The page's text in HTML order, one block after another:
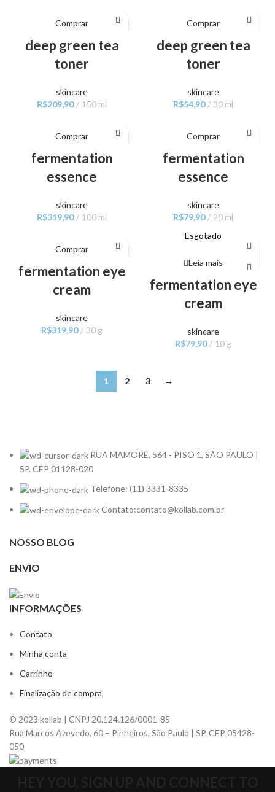
Comprar
deep green tea
toner
skincare
R$209,90 150 ml
Comprar
deep green tea
toner
skincare
R$54,90 30 ml
Comprar
fermentation
essence
skincare
R$319,90 100 ml
Comprar
fermentation
essence
skincare
R$79,90 20 ml
Comprar
fermentation eye
cream
skincare
R$319,90 30 g
Esgotado
Leia mais
fermentation eye
cream
skincare
R$79,90 10 g
1 2 3 →
RUA MAMORÉ, 564 - PISO 1, SÃO PAULO |
SP. CEP 01128-020
Telefone: (11) 3331-8335
Contato:contato@kollab.com.br
NOSSO BLOG
ENVIO
INFORMAÇÕES
Contato
Minha conta
Carrinho
Finalização de compra
© 2023 kollab | CNPJ 20.124.126/0001-85
Rua Marcos Azevedo, 60 – Pinheiros, São Paulo | SP. CEP 05428-
050